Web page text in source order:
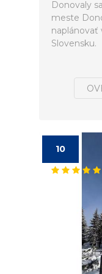
Donovaly
meste
naplánovať
Slovensku.
10